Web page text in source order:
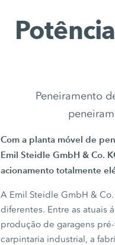
Peneiramento
Com a planta móvel de
Emil Steidle GmbH & Co.
acionamento totalmente
A Emil Steidle GmbH & Co.
diferentes. Entre as atuais
produção de garagens
carpintaria industrial, a